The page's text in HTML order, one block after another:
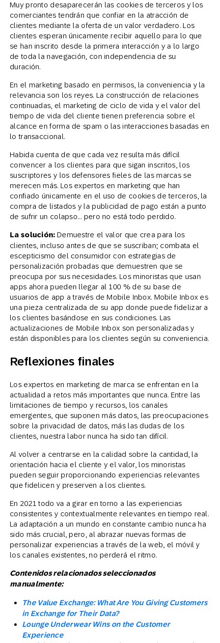
Muy pronto desaparecerán las cookies de terceros y los
comerciantes tendrán que confiar en la atracción de
clientes mediante la oferta de un valor verdadero. Los
clientes esperan únicamente recibir aquello para lo que
se han inscrito desde la primera interacción y a lo largo
de toda la navegación, con independencia de su
duración.
En el marketing basado en permisos, la conveniencia y la
relevancia son los reyes. La construcción de relaciones
continuadas, el marketing de ciclo de vida y el valor del
tiempo de vida del cliente tienen preferencia sobre el
alcance en forma de spam o las interacciones basadas en
lo transaccional.
Habida cuenta de que cada vez resulta más difícil
convencer a los clientes para que sigan inscritos, los
suscriptores y los defensores fieles de las marcas se
merecen más. Los expertos en marketing que han
confiado únicamente en el uso de cookies de terceros, la
compra de listados y la publicidad de pago están a punto
de sufrir un colapso… pero no está todo perdido.
La solución: Demuestre el valor que crea para los
clientes, incluso antes de que se suscriban; combata el
escepticismo del consumidor con estrategias de
personalización probadas que demuestren que se
preocupa por sus necesidades. Los minoristas que usan
apps ahora pueden llegar al 100 % de su base de
usuarios de app a través de Mobile Inbox. Mobile Inbox es
una pieza centralizada de su app donde puede fidelizar a
los clientes basándose en sus condiciones. Las
actualizaciones de Mobile Inbox son personalizadas y
están disponibles para los clientes según su conveniencia.
Reflexiones finales
Los expertos en marketing de marca se enfrentan en la
actualidad a retos más importantes que nunca. Entre las
limitaciones de tiempo y recursos, los canales
emergentes, que suponen más datos, las preocupaciones
sobre la privacidad de datos, más las dudas de los
clientes, nuestra labor nunca ha sido tan difícil.
Al volver a centrarse en la calidad sobre la cantidad, la
orientación hacia el cliente y el valor, los minoristas
pueden seguir proporcionando experiencias relevantes
que fidelicen y preserven a los clientes.
En 2021 todo va a girar en torno a las experiencias
consistentes y contextualmente relevantes en tiempo real.
La adaptación a un mundo en constante cambio nunca ha
sido más crucial, pero, al abrazar nuevas formas de
personalizar experiencias a través de la web, el móvil y
los canales existentes, no perderá el ritmo.
Contenidos relacionados seleccionados
manualmente:
The Value Exchange: What Are You Giving Customers
in Exchange for Their Data?
Lounge Underwear Wins on the Customer
Experience